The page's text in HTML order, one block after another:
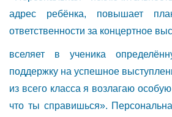
адрес ребёнка, повышает
ответственности за концертное
вселяет в ученика
поддержку на успешное
из всего класса я возлагаю
что ты справишься».